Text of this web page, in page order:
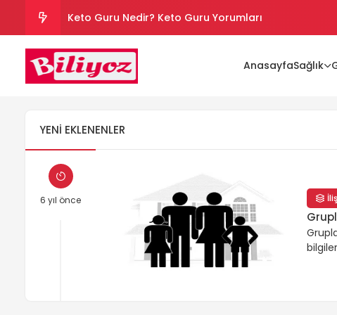
Keto Guru Nedir? Keto Guru Yorumları
Karındaki Selülitler Nasıl Gider? Göbek Selüliti
Loreal Paris Hydra Genius Kullanıcı Yorumları
Sinoz Leke Kremi İşe Yarıyor mu? Kullanıcı Yorumları
AnasayfaSağlık
YENI EKLENENLER
6 yıl önce